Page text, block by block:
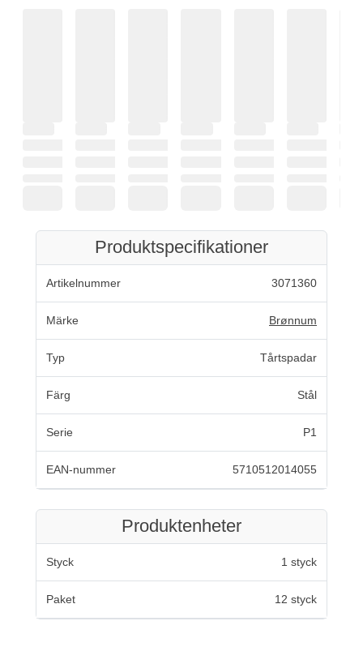
Produktspecifikationer
Artikelnummer 3071360
Märke Brønnum
Typ Tårtspadar
Färg Stål
Serie P1
EAN-nummer 5710512014055
Produktenheter
Styck 1 styck
Paket 12 styck